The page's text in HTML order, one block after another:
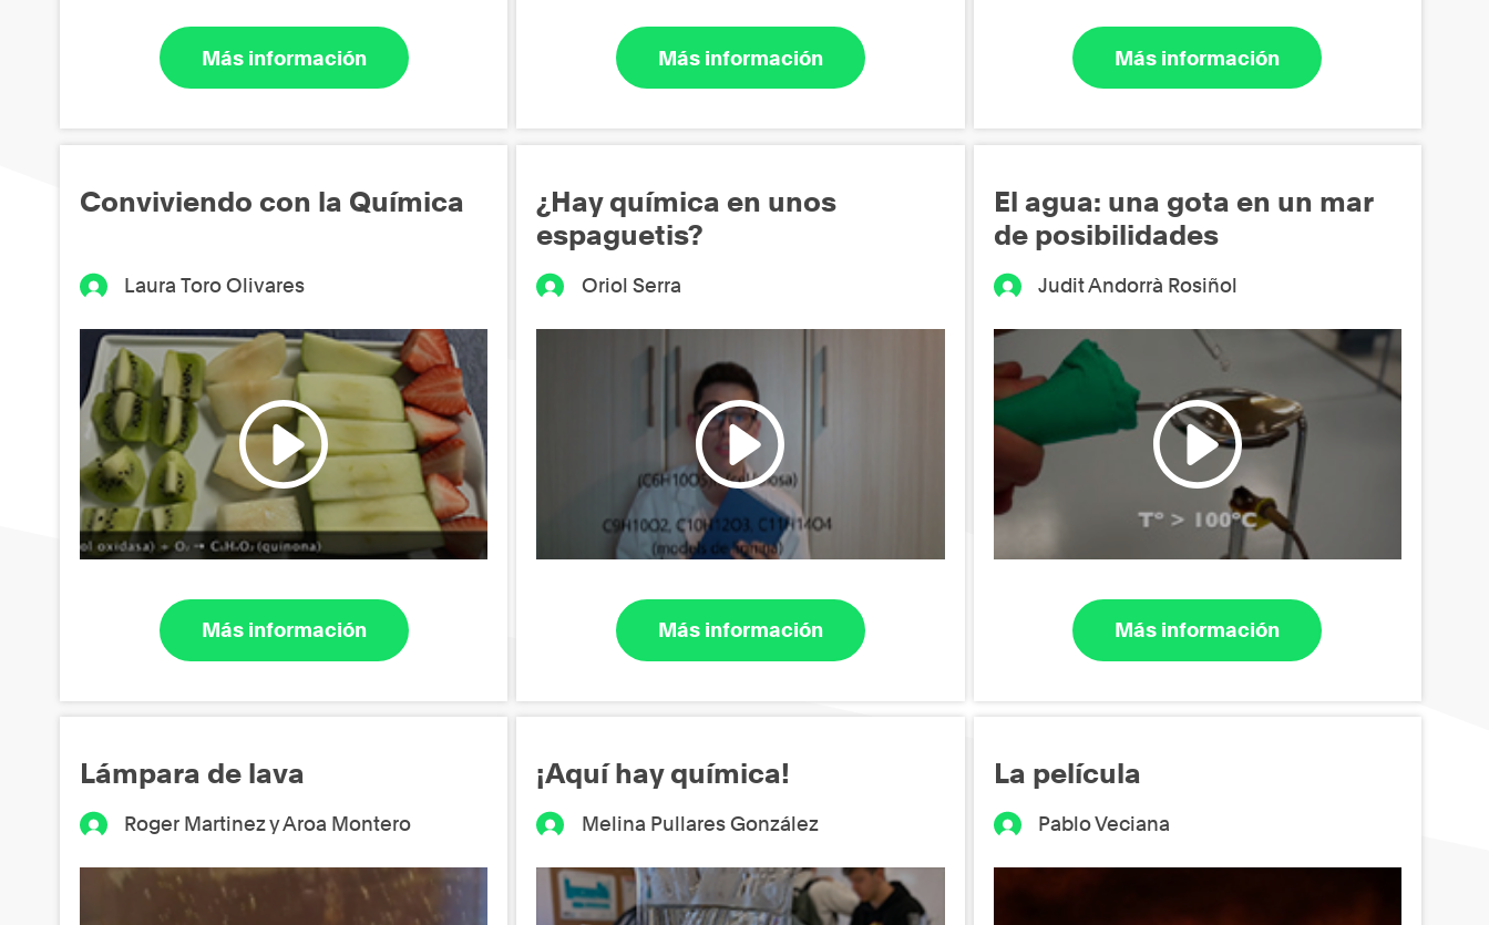
Más información Más información Más información
Conviviendo con la Química
Laura Toro Olivares
Más información
¿Hay química en unos
espaguetis?
Oriol Serra
Más información
El agua: una gota en un mar
de posibilidades
Judit Andorrà Rosiñol
Más información
Lámpara de lava
Roger Martinez y Aroa Montero
¡Aquí hay química!
Melina Pullares González
La película
Pablo Veciana